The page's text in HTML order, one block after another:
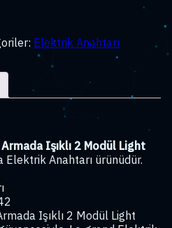
Elektrik Anahtarı
Işıklı 2 Modül Light
Anahtarı ürünüdür.
Işıklı 2 Modül Light